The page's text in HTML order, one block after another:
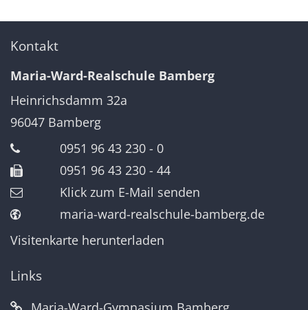
Kontakt
Maria-Ward-Realschule Bamberg
Heinrichsdamm 32a
96047 Bamberg
0951 96 43 230 - 0
0951 96 43 230 - 44
Klick zum E-Mail senden
maria-ward-realschule-bamberg.de
Visitenkarte herunterladen
Links